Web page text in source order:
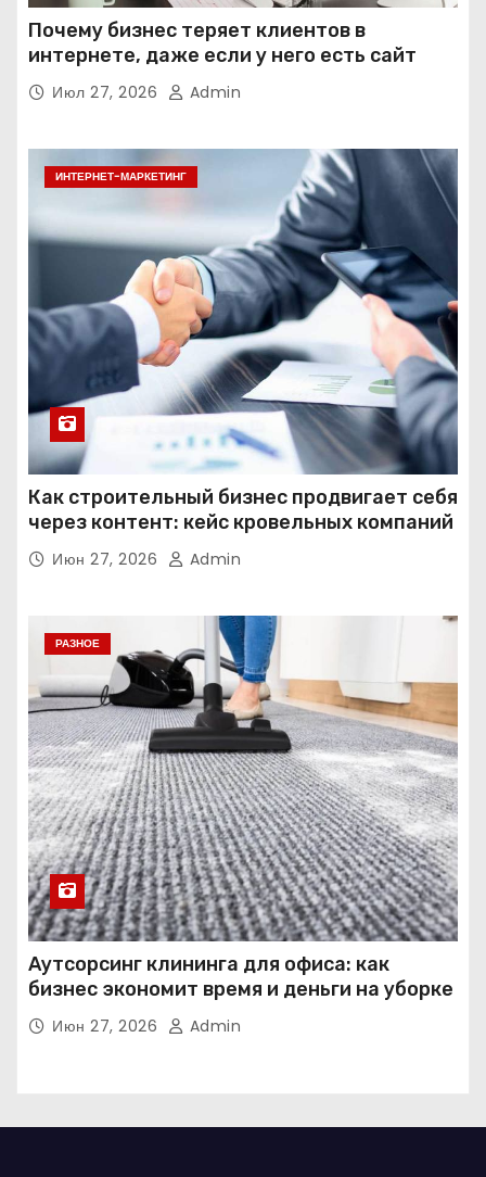
Почему бизнес теряет клиентов в
интернете, даже если у него есть сайт
Июл 27, 2026 Admin
ИНТЕРНЕТ-МАРКЕТИНГ
Как строительный бизнес продвигает себя
через контент: кейс кровельных компаний
Июн 27, 2026 Admin
РАЗНОЕ
Аутсорсинг клининга для офиса: как
бизнес экономит время и деньги на уборке
Июн 27, 2026 Admin